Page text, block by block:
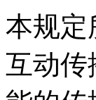
本规定
互动传